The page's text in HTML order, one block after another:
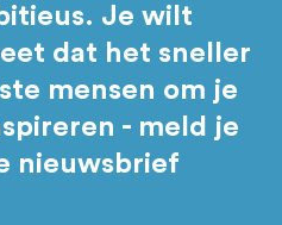
Je wilt
dat het sneller
mensen om je
- meld je
nieuwsbrief